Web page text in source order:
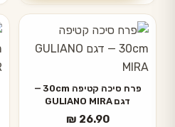
פרח סיכה קטיפה 30cm —
דגם GULIANO MIRA
₪ 26.90